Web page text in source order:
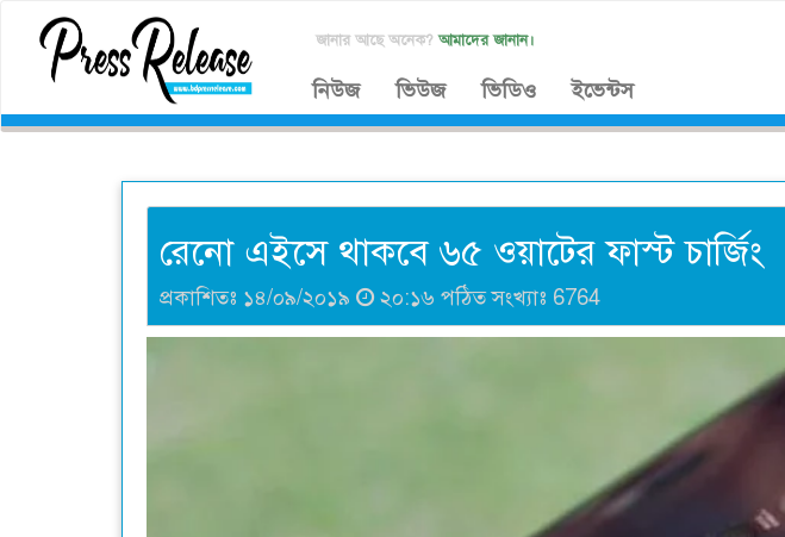
জানার আছে অনেক? আমাদের জানান।
নিউজ ভিউজ ভিডিও ইভেন্টস
রেনো এইসে থাকবে ৬৫ ওয়াটের ফাস্ট চার্জিং
প্রকাশিতঃ ১৪/০৯/২০১৯ ২০:১৬ পঠিত সংখ্যাঃ 6764